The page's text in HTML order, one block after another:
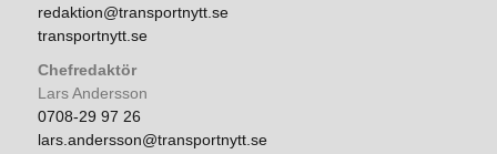
redaktion@transportnytt.se
transportnytt.se
Chefredaktör
Lars Andersson
0708-29 97 26
lars.andersson@transportnytt.se